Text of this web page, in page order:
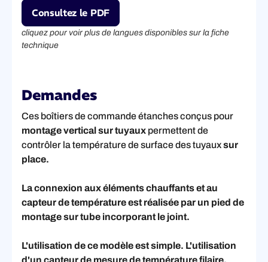
Consultez le PDF
cliquez pour voir plus de langues disponibles sur la fiche
technique
Demandes
Ces boîtiers de commande étanches conçus pour
montage vertical sur tuyaux permettent de
contrôler la température de surface des tuyauxsur
place.
La connexion aux éléments chauffants et au
capteur de température est réalisée par un pied de
montage sur tube incorporant le joint.
L'utilisation de ce modèle est simple. L'utilisation
d'un capteur de mesure de température filaire,